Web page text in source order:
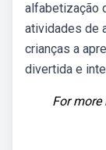
alfabetização
atividades de
crianças a
divertida e
For